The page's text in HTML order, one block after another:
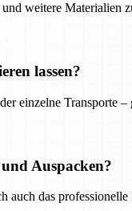
weitere Materialien
lassen?
einzelne Transporte –
Auspacken?
auch das